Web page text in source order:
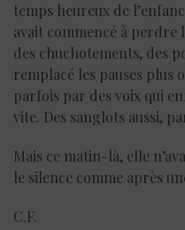
temps heureux de
avait commencé à perdre
des chuchotements, des
remplacé les pauses plus
parfois par des voix qui
vite. Des sanglots aussi,
Mais ce matin-là, elle
le silence comme après
C.F.